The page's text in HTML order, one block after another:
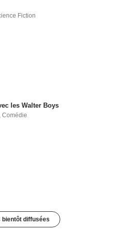
Fiction
les Walter Boys
,Comédie
bientôt diffusées